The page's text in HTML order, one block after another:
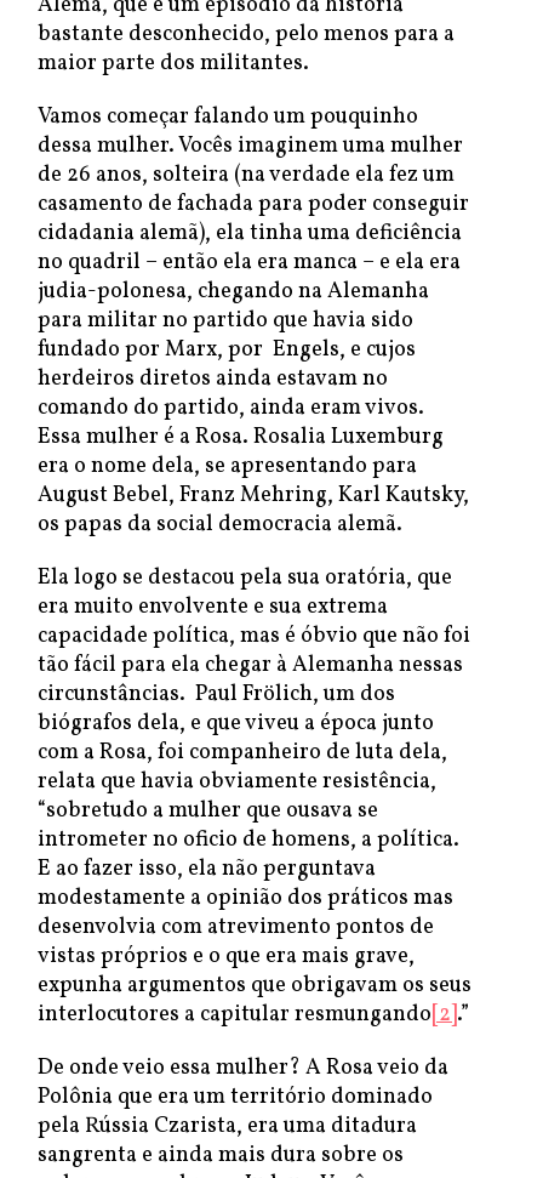
bastante desconhecido, pelo menos para a
maior parte dos militantes.
Vamos começar falando um pouquinho
dessa mulher. Vocês imaginem uma mulher
de 26 anos, solteira (na verdade ela fez um
casamento de fachada para poder conseguir
cidadania alemã), ela tinha uma deficiência
no quadril – então ela era manca – e ela era
judia-polonesa, chegando na Alemanha
para militar no partido que havia sido
fundado por Marx, por Engels, e cujos
herdeiros diretos ainda estavam no
comando do partido, ainda eram vivos.
Essa mulher é a Rosa. Rosalia Luxemburg
era o nome dela, se apresentando para
August Bebel, Franz Mehring, Karl Kautsky,
os papas da social democracia alemã.
Ela logo se destacou pela sua oratória, que
era muito envolvente e sua extrema
capacidade política, mas é óbvio que não foi
tão fácil para ela chegar à Alemanha nessas
circunstâncias. Paul Frölich, um dos
biógrafos dela, e que viveu a época junto
com a Rosa, foi companheiro de luta dela,
relata que havia obviamente resistência,
“sobretudo a mulher que ousava se
intrometer no oficio de homens, a política.
E ao fazer isso, ela não perguntava
modestamente a opinião dos práticos mas
desenvolvia com atrevimento pontos de
vistas próprios e o que era mais grave,
expunha argumentos que obrigavam os seus
interlocutores a capitular resmungando[2].”
De onde veio essa mulher? A Rosa veio da
Polônia que era um território dominado
pela Rússia Czarista, era uma ditadura
sangrenta e ainda mais dura sobre os